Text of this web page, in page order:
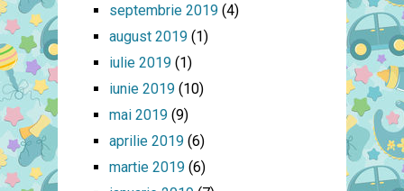
septembrie 2019(4)
august 2019(1)
iulie 2019(1)
iunie 2019(10)
mai 2019(9)
aprilie 2019(6)
martie 2019(6)